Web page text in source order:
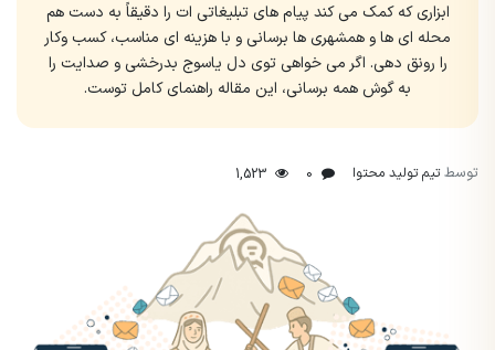
ابزاری که کمک می کند پیام های تبلیغاتی ات را دقیقاً به دست هم
محله ای ها و همشهری ها برسانی و با هزینه ای مناسب، کسب وکار
را رونق دهی. اگر می خواهی توی دل یاسوج بدرخشی و صدایت را
به گوش همه برسانی، این مقاله راهنمای کامل توست.
توسطتیم تولید محتوا 0
1,523